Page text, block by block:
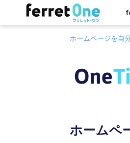
ホームページを自
ホームペ